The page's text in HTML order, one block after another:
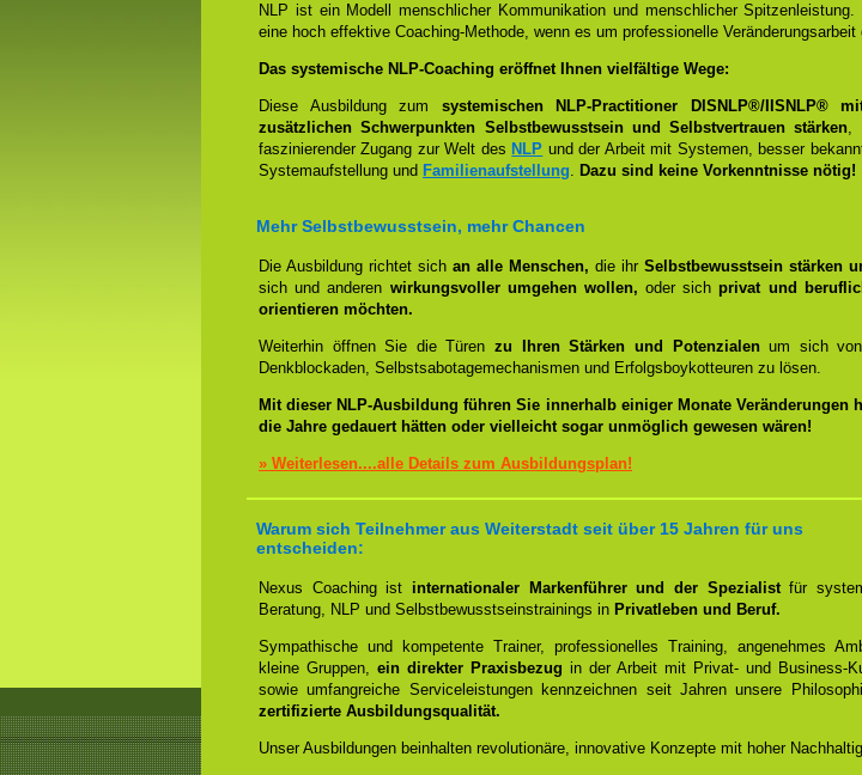
NLP ist ein Modell menschlicher Kommunikation und menschlicher
eine hoch effektive Coaching-Methode, wenn es um professionelle Veränderungsarbeit
Das systemische NLP-Coaching eröffnet Ihnen vielfältige Wege:
Diese Ausbildung zum systemischen NLP-Practitioner DISNLP®/IISNLP®
zusätzlichen Schwerpunkten Selbstbewusstsein und Selbstvertrauen stärken,
faszinierender Zugang zur Welt des NLP und der Arbeit mit Systemen, besser
Systemaufstellung und Familienaufstellung. Dazu sind keine Vorkenntnisse nötig!
Mehr Selbstbewusstsein, mehr Chancen
Die Ausbildung richtet sich an alle Menschen, die ihr Selbstbewusstsein stärken
sich und anderen wirkungsvoller umgehen wollen, oder sichprivat und
orientieren möchten.
Weiterhin öffnen Sie die Türenzu Ihren Stärken und Potenzialenum sich
Denkblockaden, Selbstsabotagemechanismen und Erfolgsboykotteuren zu lösen.
Mit dieser NLP-Ausbildung führen Sie innerhalb einiger Monate Veränderungen
die Jahre gedauert hätten oder vielleicht sogar unmöglich gewesen wären!
» Weiterlesen....alle Details zum Ausbildungsplan!
Warum sich Teilnehmer aus Weiterstadt seit über 15 Jahren für uns
entscheiden:
Nexus Coaching ist internationaler Markenführer und der Spezialistfür
Beratung, NLP und Selbstbewusstseinstrainings in Privatleben und Beruf.
Sympathische und kompetente Trainer, professionelles Training, angenehmes
kleine Gruppen, ein direkter Praxisbezug in der Arbeit mit Privat- und Business-
sowie umfangreiche Serviceleistungen kennzeichnen seit Jahren unsere
zertifizierte Ausbildungsqualität.
Unser Ausbildungen beinhalten revolutionäre, innovative Konzepte mit hoher